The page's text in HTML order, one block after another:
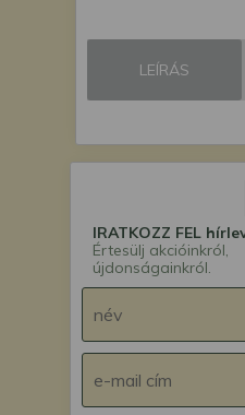
LEÍRÁS
IRATKOZZ FEL
Értesülj akcióinkról,
újdonságainkról.